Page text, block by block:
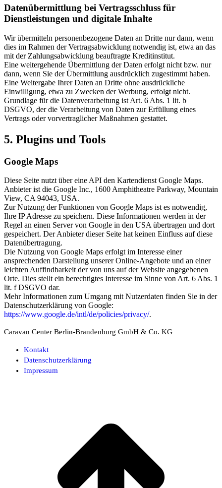
Datenübermittlung bei Vertragsschluss für
Dienstleistungen und digitale Inhalte
Wir übermitteln personenbezogene Daten an Dritte nur dann, wenn
dies im Rahmen der Vertragsabwicklung notwendig ist, etwa an das
mit der Zahlungsabwicklung beauftragte Kreditinstitut.
Eine weitergehende Übermittlung der Daten erfolgt nicht bzw. nur
dann, wenn Sie der Übermittlung ausdrücklich zugestimmt haben.
Eine Weitergabe Ihrer Daten an Dritte ohne ausdrückliche
Einwilligung, etwa zu Zwecken der Werbung, erfolgt nicht.
Grundlage für die Datenverarbeitung ist Art. 6 Abs. 1 lit. b
DSGVO, der die Verarbeitung von Daten zur Erfüllung eines
Vertrags oder vorvertraglicher Maßnahmen gestattet.
5. Plugins und Tools
Google Maps
Diese Seite nutzt über eine API den Kartendienst Google Maps.
Anbieter ist die Google Inc., 1600 Amphitheatre Parkway, Mountain
View, CA 94043, USA.
Zur Nutzung der Funktionen von Google Maps ist es notwendig,
Ihre IP Adresse zu speichern. Diese Informationen werden in der
Regel an einen Server von Google in den USA übertragen und dort
gespeichert. Der Anbieter dieser Seite hat keinen Einfluss auf diese
Datenübertragung.
Die Nutzung von Google Maps erfolgt im Interesse einer
ansprechenden Darstellung unserer Online-Angebote und an einer
leichten Auffindbarkeit der von uns auf der Website angegebenen
Orte. Dies stellt ein berechtigtes Interesse im Sinne von Art. 6 Abs. 1
lit. f DSGVO dar.
Mehr Informationen zum Umgang mit Nutzerdaten finden Sie in der
Datenschutzerklärung von Google:
https://www.google.de/intl/de/policies/privacy/.
Caravan Center Berlin-Brandenburg GmbH & Co. KG
Kontakt
Datenschutzerklärung
Impressum